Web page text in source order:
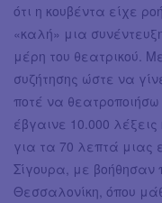
ότι η κουβέντα είχε
«καλή» μια
μέρη του θεατρικού.
συζήτησης ώστε να
ποτέ να θεατροποιήσω
έβγαινε 10.000
για τα 70 λεπτά μιας
Σίγουρα, με βοήθησαν
Θεσσαλονίκη, όπου